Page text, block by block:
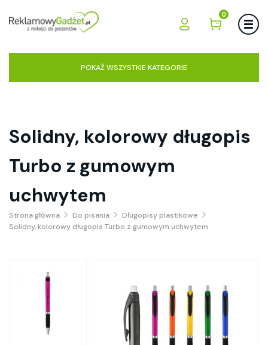
0
POKAŻ WSZYSTKIE KATEGORIE
Solidny, kolorowy długopis
Turbo z gumowym
uchwytem
Strona główna Do pisania
Długopisy plastikowe
Solidny, kolorowy długopis Turbo z gumowym uchwytem